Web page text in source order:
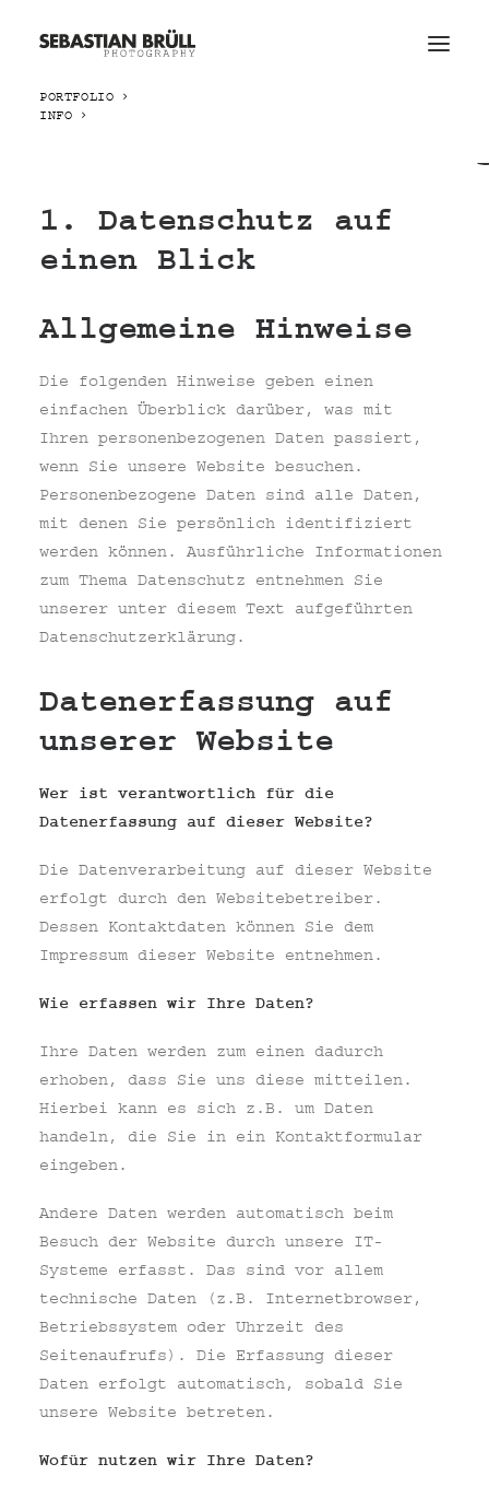
PORTFOLIO
INFO
1. Datenschutz auf
einen Blick
Allgemeine Hinweise
Die folgenden Hinweise geben einen
einfachen Überblick darüber, was mit
Ihren personenbezogenen Daten passiert,
wenn Sie unsere Website besuchen.
Personenbezogene Daten sind alle Daten,
mit denen Sie persönlich identifiziert
werden können. Ausführliche Informationen
zum Thema Datenschutz entnehmen Sie
unserer unter diesem Text aufgeführten
Datenschutzerklärung.
Datenerfassung auf
unserer Website
Wer ist verantwortlich für die
Datenerfassung auf dieser Website?
Die Datenverarbeitung auf dieser Website
erfolgt durch den Websitebetreiber.
Dessen Kontaktdaten können Sie dem
Impressum dieser Website entnehmen.
Wie erfassen wir Ihre Daten?
Ihre Daten werden zum einen dadurch
erhoben, dass Sie uns diese mitteilen.
Hierbei kann es sich z.B. um Daten
handeln, die Sie in ein Kontaktformular
eingeben.
Andere Daten werden automatisch beim
Besuch der Website durch unsere IT-
Systeme erfasst. Das sind vor allem
technische Daten (z.B. Internetbrowser,
Betriebssystem oder Uhrzeit des
Seitenaufrufs). Die Erfassung dieser
Daten erfolgt automatisch, sobald Sie
unsere Website betreten.
Wofür nutzen wir Ihre Daten?